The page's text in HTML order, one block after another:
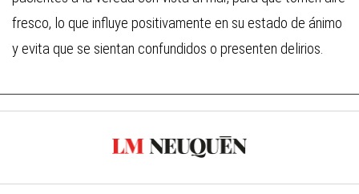
fresco, lo que influye positivamente en su estado de ánimo
y evita que se sientan confundidos o presenten delirios.